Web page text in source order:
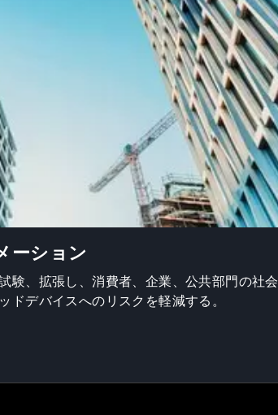
ーション
験、拡張し、消費者、企業、公共部門の社会
ドデバイスへのリスクを軽減する。